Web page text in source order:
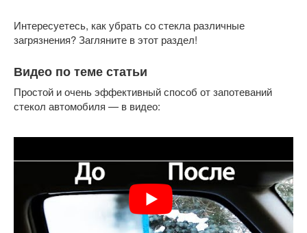
Интересуетесь, как убрать со стекла различные
загрязнения? Загляните в этот раздел!
Видео по теме статьи
Простой и очень эффективный способ от запотеваний
стекол автомобиля — в видео: